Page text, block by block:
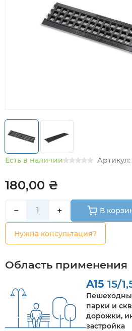
Есть в наличии Артикул:
180,00 ₴
− + В
Нужна консультация?
Область применения
A15 15/
парки и
дорожки,
застройка